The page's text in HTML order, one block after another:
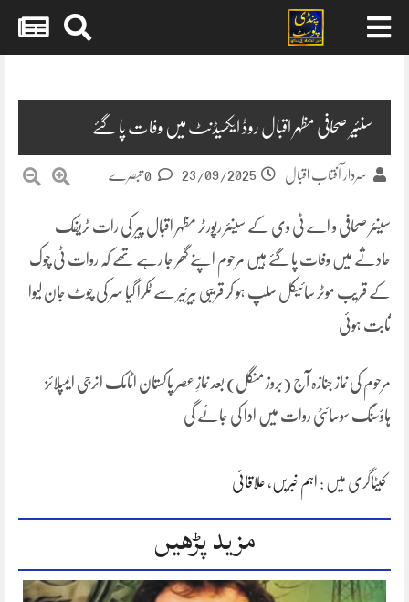
سنئیر صحافی مظہر اقبال روڈ ایکسیڈنٹ میں وفات پا گئے
سردار آفتاب اقبال 23/09/2025
سینئر صحافی و اے ٹی وی کے سینئر رپورٹر مظہر اقبال پیر کی رات ٹریفک
حادثے میں وفات پا گئے ہیں مرحوم اپنے گھر جا رہے تھے کہ روات ٹی چوک
کے قریب موٹر سائیکل سلپ ہو کر قریبی بیرئیر سے ٹکرا گیا سر کی چوٹ جان لیوا
ثابت ہوئی
مرحوم کی نماز جنازہ آج (بروز منگل) بعد نمازِ عصر پاکستان اٹامک انرجی ایمپلائز
ہاؤسنگ سوسائٹی روات میں ادا کی جائے گی
کیٹاگری میں : اہم خبریں ، علاقائی
مزید پڑھیں